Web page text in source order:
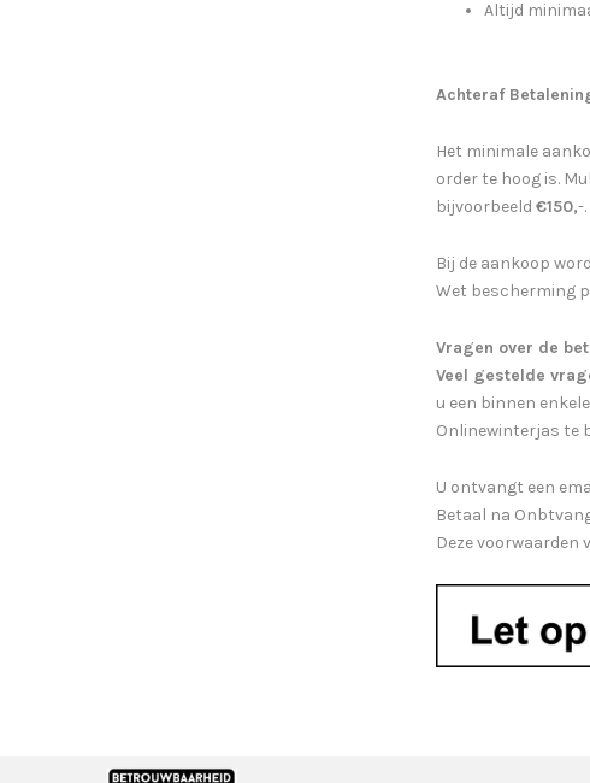
Altijd
Achteraf
Het minimale
order te hoog is.
bijvoorbeeld €150,-
Bij de aankoop
Wet bescherming
Vragen over de
Veel gestelde
u een binnen
Onlinewinterjas te
U ontvangt een
Betaal na
Deze voorwaarden